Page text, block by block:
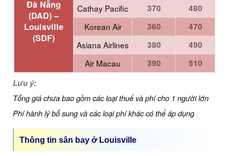
Đà Nẵng
(DAD) –
Louisville
(SDF)
Cathay Pacific 370
480
Korean Air
360
470
Asiana Airlines
380
490
Air Macau
390
510
Lưu ý:
Tổng giá chưa bao gồm các loại thuế và phí cho 1 người lớn
Phí hành lý bổ sung và các loại phí khác có thể áp dụng
Thông tin sân bay ở Louisville